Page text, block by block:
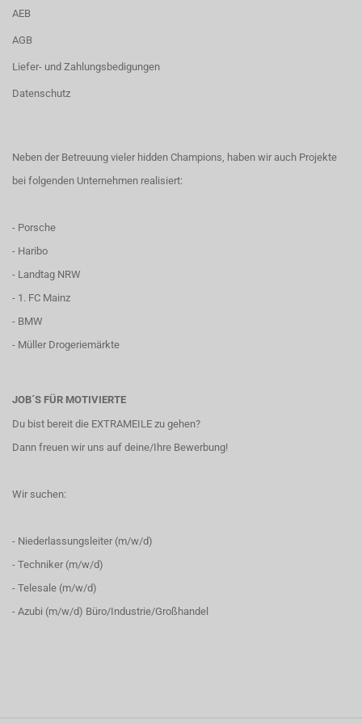
AEB
AGB
Liefer- und Zahlungsbedigungen
Datenschutz
Neben der Betreuung vieler hidden Champions, haben wir auch Projekte
bei folgenden Unternehmen realisiert:
- Porsche
- Haribo
- Landtag NRW
- 1. FC Mainz
- BMW
- Müller Drogeriemärkte
JOB´S FÜR MOTIVIERTE
Du bist bereit die EXTRAMEILE zu gehen?
Dann freuen wir uns auf deine/Ihre Bewerbung!
Wir suchen:
- Niederlassungsleiter (m/w/d)
- Techniker (m/w/d)
- Telesale (m/w/d)
- Azubi (m/w/d) Büro/Industrie/Großhandel